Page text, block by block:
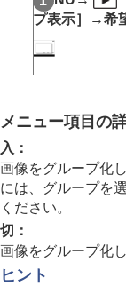
再生する
この章の目
画像の
アスペ
日時指
画像間をジ
撮影した画
プ表示］
→希
メニュー項目の
入 ：
画像をグループ化
には、グループを
ください。
切 ：
画像をグループ化
ヒント